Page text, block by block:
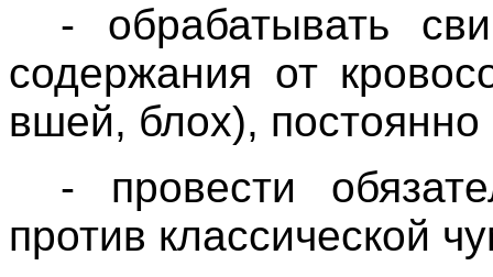
- обрабатывать
содержания от
вшей, блох),
- провести
против классической